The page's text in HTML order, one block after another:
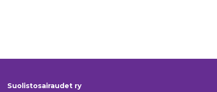
Suolistosairaudet ry